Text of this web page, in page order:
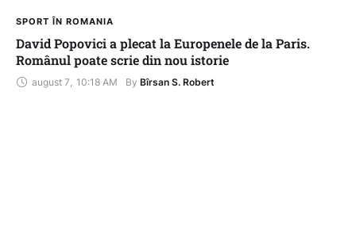
SPORT ÎN ROMANIA
David Popovici a plecat la Europenele de la Paris.
Românul poate scrie din nou istorie
august 7 10:18 AM By Bîrsan S. Robert